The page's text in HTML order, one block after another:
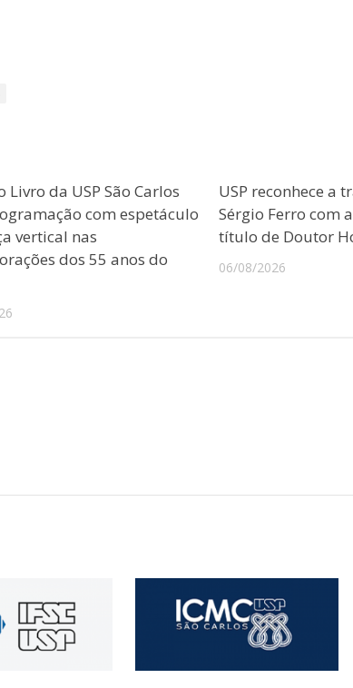
Livro da USP São Carlos
com espetáculo
vertical nas
dos 55 anos do
USP reconhece a
Sérgio Ferro com
título de Doutor
06/08/2026